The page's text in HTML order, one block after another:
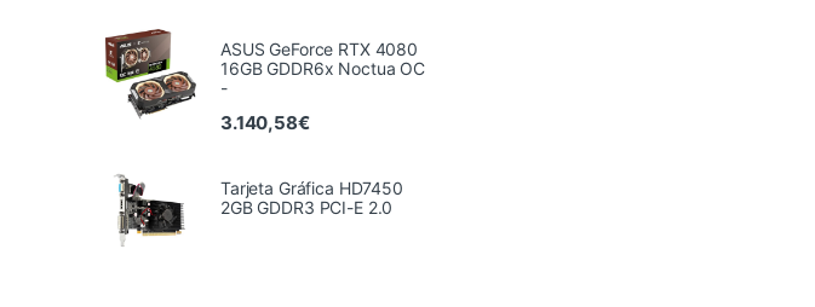
ASUS GeForce RTX 4080
16GB GDDR6x Noctua OC
-
3.140,58€
Tarjeta Gráfica HD7450
2GB GDDR3 PCI-E 2.0